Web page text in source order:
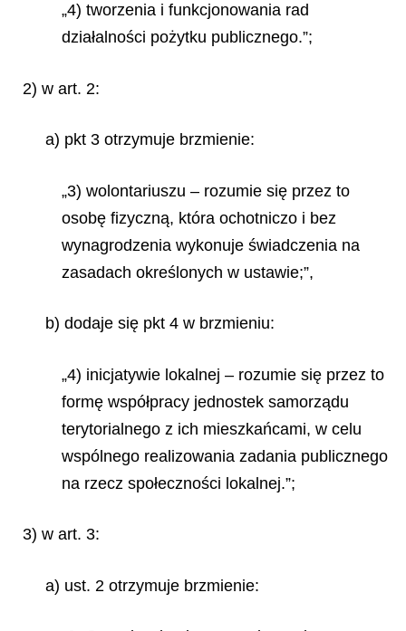
„4) tworzenia i funkcjonowania rad
działalności pożytku publicznego.”;
2) w art. 2:
a) pkt 3 otrzymuje brzmienie:
„3) wolontariuszu – rozumie się przez to
osobę fizyczną, która ochotniczo i bez
wynagrodzenia wykonuje świadczenia na
zasadach określonych w ustawie;”,
b) dodaje się pkt 4 w brzmieniu:
„4) inicjatywie lokalnej – rozumie się przez to
formę współpracy jednostek samorządu
terytorialnego z ich mieszkańcami, w celu
wspólnego realizowania zadania publicznego
na rzecz społeczności lokalnej.”;
3) w art. 3:
a) ust. 2 otrzymuje brzmienie: